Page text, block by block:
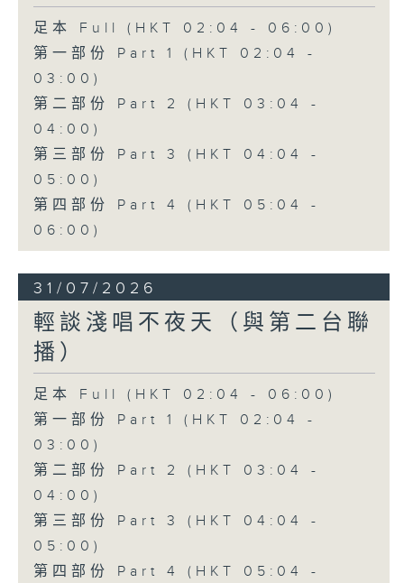
足本 Full (HKT 02:04 - 06:00)
第一部份 Part 1 (HKT 02:04 -
03:00)
第二部份 Part 2 (HKT 03:04 -
04:00)
第三部份 Part 3 (HKT 04:04 -
05:00)
第四部份 Part 4 (HKT 05:04 -
06:00)
31/07/2026
輕談淺唱不夜天（與第二台聯
播）
足本 Full (HKT 02:04 - 06:00)
第一部份 Part 1 (HKT 02:04 -
03:00)
第二部份 Part 2 (HKT 03:04 -
04:00)
第三部份 Part 3 (HKT 04:04 -
05:00)
第四部份 Part 4 (HKT 05:04 -